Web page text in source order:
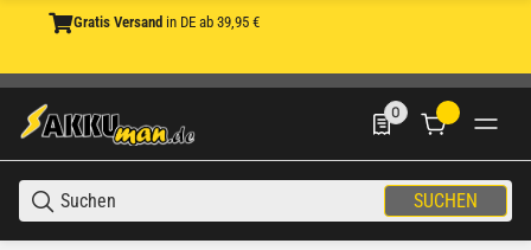
Gratis Versand in DE ab 39,95 €
SUCHEN
0
0 Produkte in der